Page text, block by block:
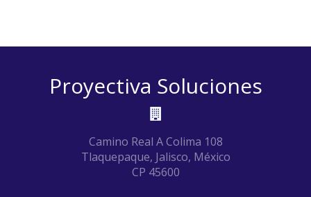
Proyectiva Soluciones
Camino Real A Colima 108
Tlaquepaque, Jalisco, México
CP 45600